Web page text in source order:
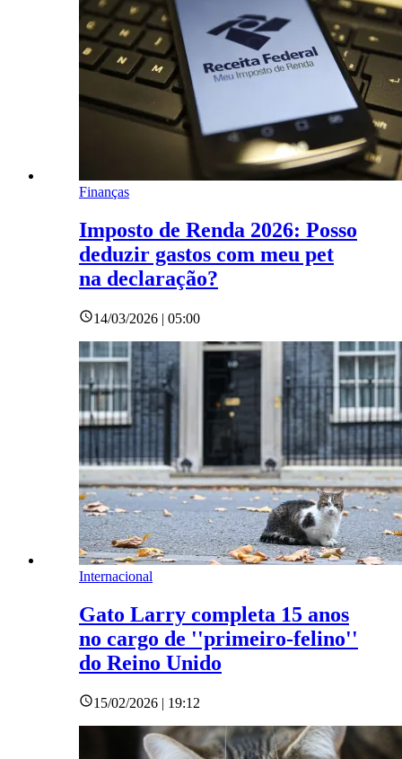
Finanças
Imposto de Renda 2026: Posso
deduzir gastos com meu pet
na declaração?
14/03/2026 | 05:00
Internacional
Gato Larry completa 15 anos
no cargo de ''primeiro-felino''
do Reino Unido
15/02/2026 | 19:12